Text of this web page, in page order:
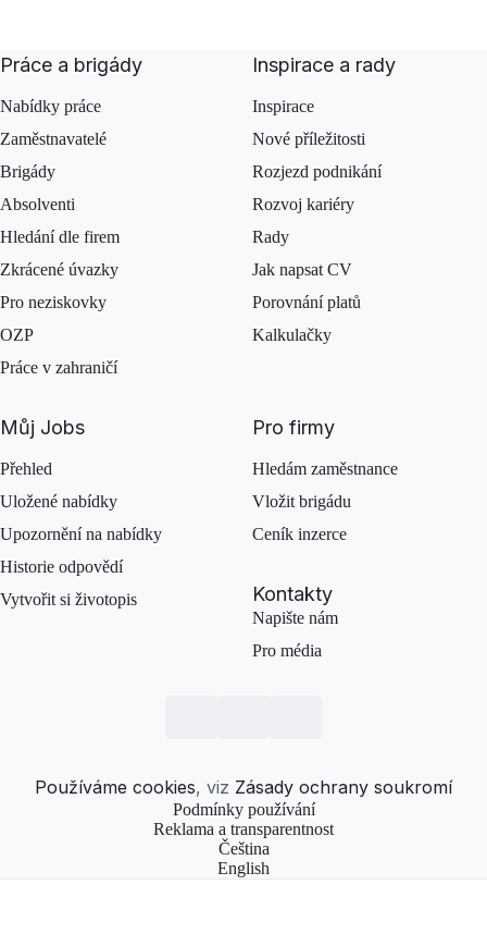
Práce a brigády
Nabídky práce
Zaměstnavatelé
Brigády
Absolventi
Hledání dle firem
Zkrácené úvazky
Pro neziskovky
OZP
Práce v zahraničí
Inspirace a rady
Inspirace
Nové příležitosti
Rozjezd podnikání
Rozvoj kariéry
Rady
Jak napsat CV
Porovnání platů
Kalkulačky
Můj Jobs
Přehled
Uložené nabídky
Upozornění na nabídky
Historie odpovědí
Vytvořit si životopis
Pro firmy
Hledám zaměstnance
Vložit brigádu
Ceník inzerce
Kontakty
Napište nám
Pro média
Používáme cookies, viz Zásady ochrany soukromí
Podmínky používání
Reklama a transparentnost
Čeština
English